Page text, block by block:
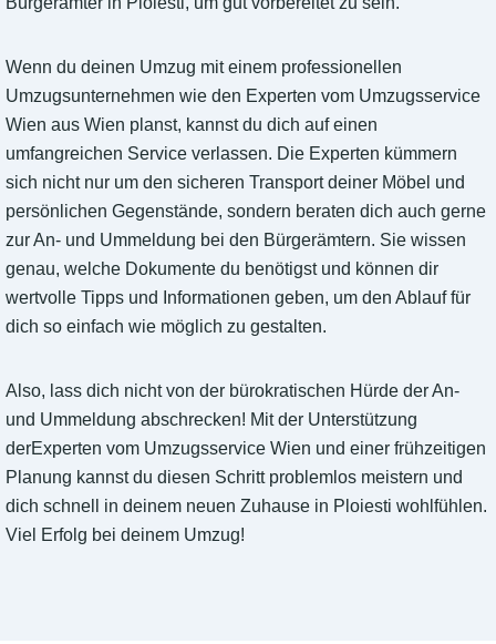
Wenn du deinen Umzug mit einem professionellen
Umzugsunternehmen wie den Experten vom Umzugsservice
Wien aus Wien planst, kannst du dich auf einen
umfangreichen Service verlassen. Die Experten kümmern
sich nicht nur um den sicheren Transport deiner Möbel und
persönlichen Gegenstände, sondern beraten dich auch gerne
zur An- und Ummeldung bei den Bürgerämtern. Sie wissen
genau, welche Dokumente du benötigst und können dir
wertvolle Tipps und Informationen geben, um den Ablauf für
dich so einfach wie möglich zu gestalten.
Also, lass dich nicht von der bürokratischen Hürde der An-
und Ummeldung abschrecken! Mit der Unterstützung
derExperten vom Umzugsservice Wien und einer frühzeitigen
Planung kannst du diesen Schritt problemlos meistern und
dich schnell in deinem neuen Zuhause in Ploiesti wohlfühlen.
Viel Erfolg bei deinem Umzug!